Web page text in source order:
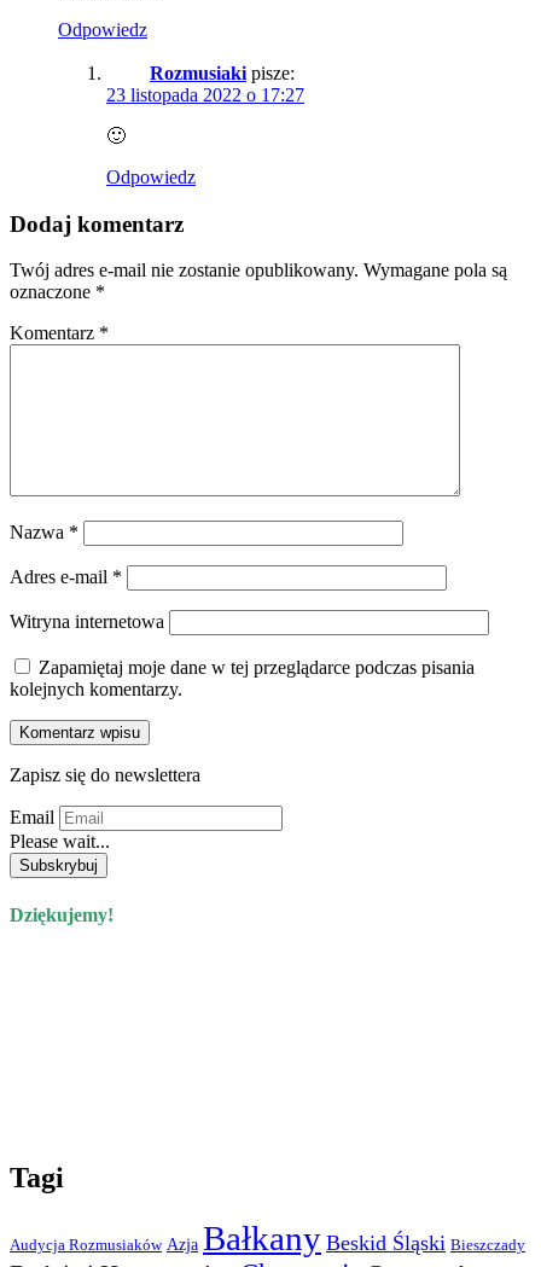
Odpowiedz
Rozmusiaki pisze:
23 listopada 2022 o 17:27
🙂
Odpowiedz
Dodaj komentarz
Twój adres e-mail nie zostanie opublikowany. Wymagane pola są
oznaczone *
Komentarz *
Nazwa *
Adres e-mail *
Witryna internetowa
Zapamiętaj moje dane w tej przeglądarce podczas pisania
kolejnych komentarzy.
Zapisz się do newslettera
Email
Please wait...
Dziękujemy!
Tagi
Audycja Rozmusiaków Azja Bałkany Beskid Śląski Bieszczady